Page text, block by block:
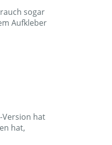
sogar
Aufkleber
Version hat
hat,